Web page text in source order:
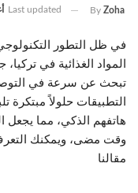
By Zoha
Last updated
في ظل التطور
المواد الغذائية في
تبحث عن سرعة في
التطبيقات حلولاً مبتكرة
هاتفهم الذكي، مما يجعل
وقت مضى، ويمكنك
مقالنا